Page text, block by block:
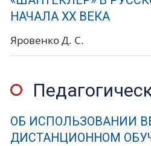
НАЧАЛА ХХ ВЕКА
Яровенко Д. С.
ОБ ИСПОЛЬЗОВАНИИ
ДИСТАНЦИОННОМ